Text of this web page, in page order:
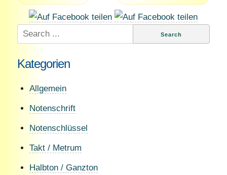
Search
for:
Kategorien
Allgemein
Notenschrift
Notenschlüssel
Takt / Metrum
Halbton / Ganzton